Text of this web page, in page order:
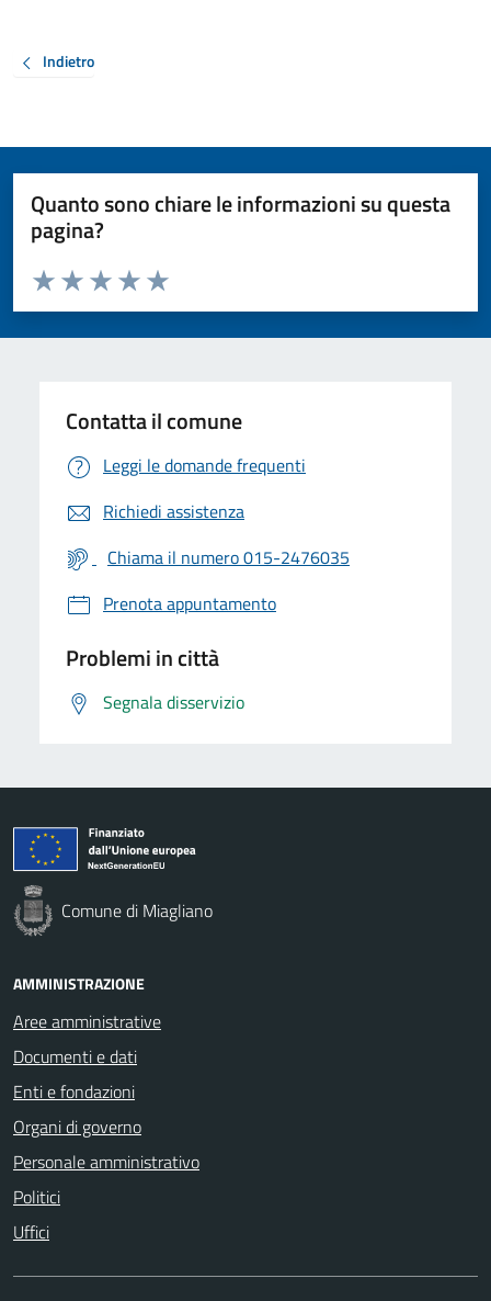
Indietro
Quanto sono chiare le informazioni su questa
pagina?
Valuta da 1 a 5 stelle la pagina
Valuta 5 stelle su 5
Valuta 4 stelle su 5
Valuta 3 stelle su 5
Valuta 2 stelle su 5
Valuta 1 stelle su 5
Contatta il comune
Leggi le domande frequenti
Richiedi assistenza
Chiama il numero 015-2476035
Prenota appuntamento
Problemi in città
Segnala disservizio
Comune di Miagliano
AMMINISTRAZIONE
Aree amministrative
Documenti e dati
Enti e fondazioni
Organi di governo
Personale amministrativo
Politici
Uffici